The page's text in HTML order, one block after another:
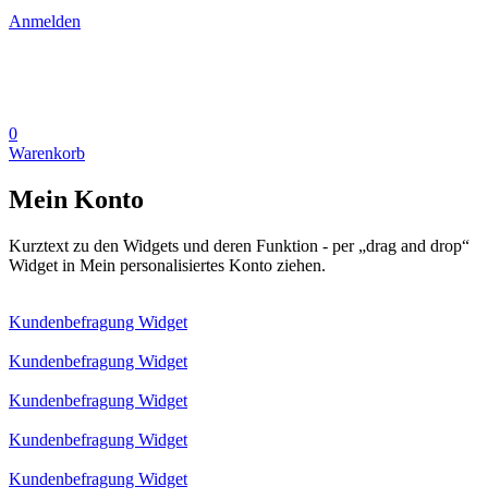
Anmelden
0
Warenkorb
Mein Konto
Kurztext zu den Widgets und deren Funktion - per „drag and drop“
Widget in Mein personalisiertes Konto ziehen.
Kundenbefragung Widget
Kundenbefragung Widget
Kundenbefragung Widget
Kundenbefragung Widget
Kundenbefragung Widget